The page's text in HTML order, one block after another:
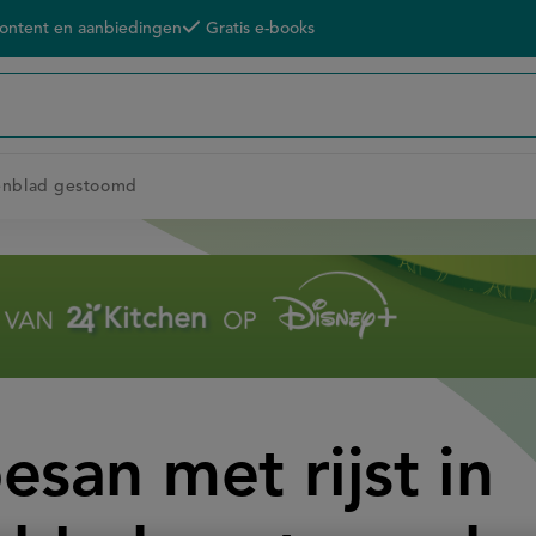
en aanbiedingen Gratis e-books
gestoomd
met rijst in